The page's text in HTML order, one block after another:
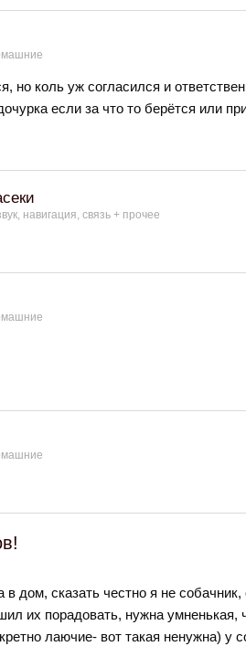
но коль уж согласился и
если за что то берётся или
навигация, связь + прочее
дом, сказать честно я не
их порадовать, нужна
лаючие- вот такая ненужна)